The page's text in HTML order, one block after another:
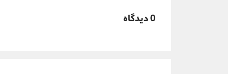
0 دیدگاه